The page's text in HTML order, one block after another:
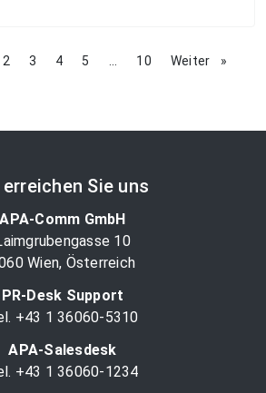
page
2 page
3 page
4 page
5 pagepage
10 Weiter page
erreichen Sie uns
APA-Comm GmbH
10
Wien, Österreich
PR-Desk Support
+43 1 36060-5310
APA-Salesdesk
+43 1 36060-1234